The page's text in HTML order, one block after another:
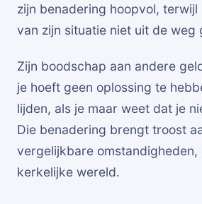
zijn benadering hoopvol,
van zijn situatie niet uit de weg
Zijn boodschap aan andere
je hoeft geen oplossing te
lijden, als je maar weet dat je
Die benadering brengt troost
vergelijkbare omstandigheden,
kerkelijke wereld.